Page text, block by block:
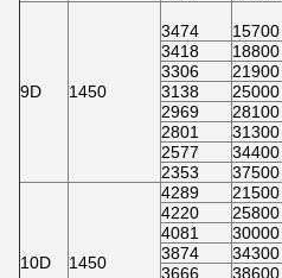
9D 1450
3474 15700
3418
18800
3306
21900
3138
25000
2969
28100
2801
31300
2577
34400
2353
37500
10D 1450
4289 21500
4220
25800
4081
30000
3874
34300
3666
38600